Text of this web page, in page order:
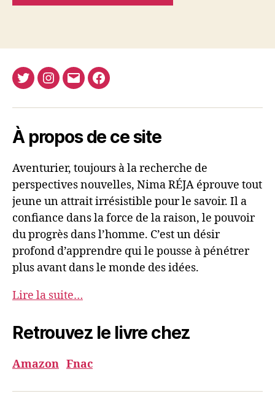
TwitterInstagram
E-
Facebook
À propos de ce site
Aventurier, toujours à la recherche de
perspectives nouvelles, Nima RÉJA éprouve tout
jeune un attrait irrésistible pour le savoir. Il a
confiance dans la force de la raison, le pouvoir
du progrès dans l’homme. C’est un désir
profond d’apprendre qui le pousse à pénétrer
plus avant dans le monde des idées.
Lire la suite…
Retrouvez le livre chez
Amazon Fnac